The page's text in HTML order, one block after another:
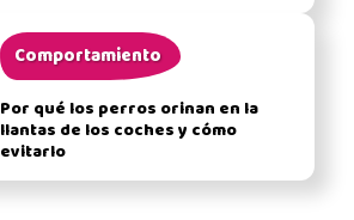
Comportamiento
Por qué los perros orinan en la
llantas de los coches y cómo
evitarlo